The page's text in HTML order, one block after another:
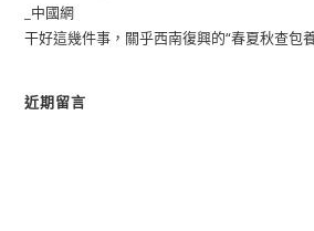
_中國網
干好這幾件事，關乎西南復興的“春夏秋查包
近期留言